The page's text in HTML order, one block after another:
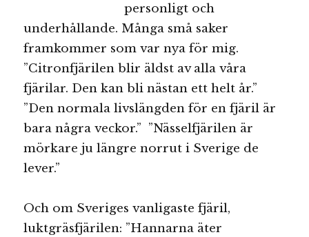
personligt och
underhållande. Många små saker
framkommer som var nya för mig.
”Citronfjärilen blir äldst av alla våra
fjärilar. Den kan bli nästan ett helt år.”
”Den normala livslängden för en fjäril är
bara några veckor.” ”Nässelfjärilen är
mörkare ju längre norrut i Sverige de
lever.”
Och om Sveriges vanligaste fjäril,
luktgräsfjärilen: ”Hannarna äter